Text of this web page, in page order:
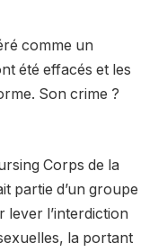
comme un
été effacés et les
Son crime ?
Corps de la
partie d’un groupe
lever l’interdiction
la portant